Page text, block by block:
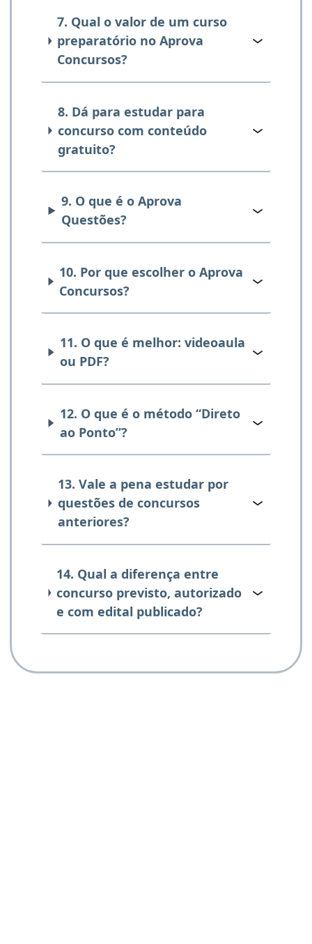
7. Qual o valor de um curso
preparatório no Aprova
Concursos?
8. Dá para estudar para
concurso com conteúdo
gratuito?
9. O que é o Aprova
Questões?
10. Por que escolher o Aprova
Concursos?
11. O que é melhor: videoaula
ou PDF?
12. O que é o método “Direto
ao Ponto”?
13. Vale a pena estudar por
questões de concursos
anteriores?
14. Qual a diferença entre
concurso previsto, autorizado
e com edital publicado?